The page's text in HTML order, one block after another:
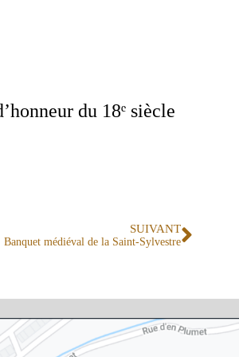
du 18ᵉ siècle
SUIVANT
Banquet médiéval de la Saint-Sylvestre